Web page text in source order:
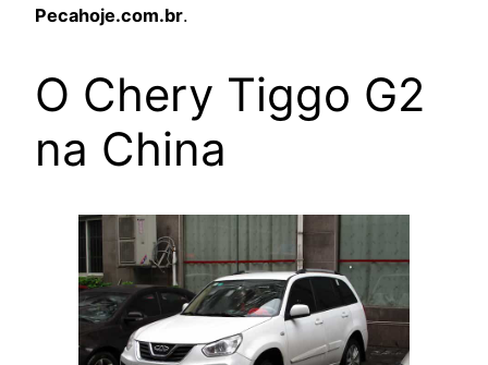
Pecahoje.com.br.
O Chery Tiggo G2
na China